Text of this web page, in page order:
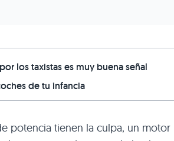
los taxistas es muy buena señal
de tu infancia
potencia tienen la culpa, un motor